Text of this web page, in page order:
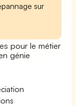
sur
pour le métier
génie